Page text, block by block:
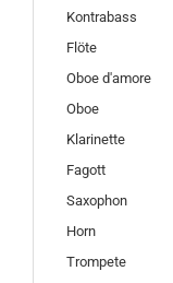
Kontrabass
Flöte
Oboe d'amore
Oboe
Klarinette
Fagott
Saxophon
Horn
Trompete